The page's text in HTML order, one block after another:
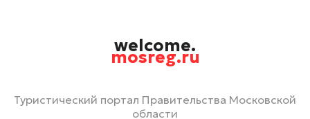
welcome.
mosreg.ru
Туристический портал Правительства Московской
области